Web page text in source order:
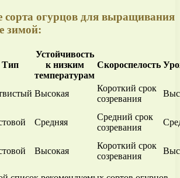
сорта огурцов для выращивания
зимой:
Тип
Устойчивость
к низким
температурам
Скороспелость
Высокая
Короткий срок
созревания
Средняя
Средний срок
созревания
Высокая
Короткий срок
созревания